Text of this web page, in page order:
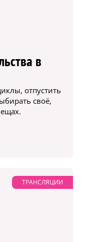
в
отпустить
своё,
ТРАНСЛЯЦИИ